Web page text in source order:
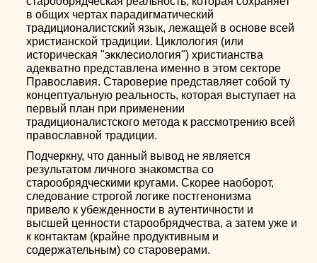
в общих чертах парадигматический
традиционалистский язык, лежащей в основе всей
христианской традиции. Циклология (или
историческая "экклесиология") христианства
адекватно представлена именно в этом секторе
Православия. Староверие представляет собой ту
концептуальную реальность, которая выступает на
первый план при применении
традиционалистского метода к рассмотрению всей
православной традиции.
Подчеркну, что данный вывод не является
результатом личного знакомства со
старообрядческими кругами. Скорее наоборот,
следование строгой логике постгенонизма
привело к убежденности в аутентичности и
высшей ценности старообрядчества, а затем уже и
к контактам (крайне продуктивным и
содержательным) со староверами.